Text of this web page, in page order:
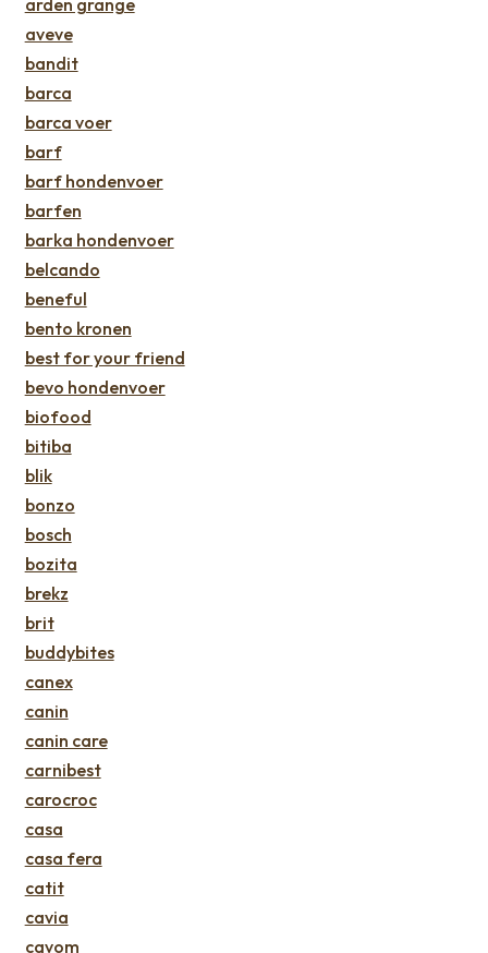
aveve
bandit
barca
barca voer
barf
barf hondenvoer
barfen
barka hondenvoer
belcando
beneful
bento kronen
best for your friend
bevo hondenvoer
biofood
bitiba
blik
bonzo
bosch
bozita
brekz
brit
buddybites
canex
canin
canin care
carnibest
carocroc
casa
casa fera
catit
cavia
cavom